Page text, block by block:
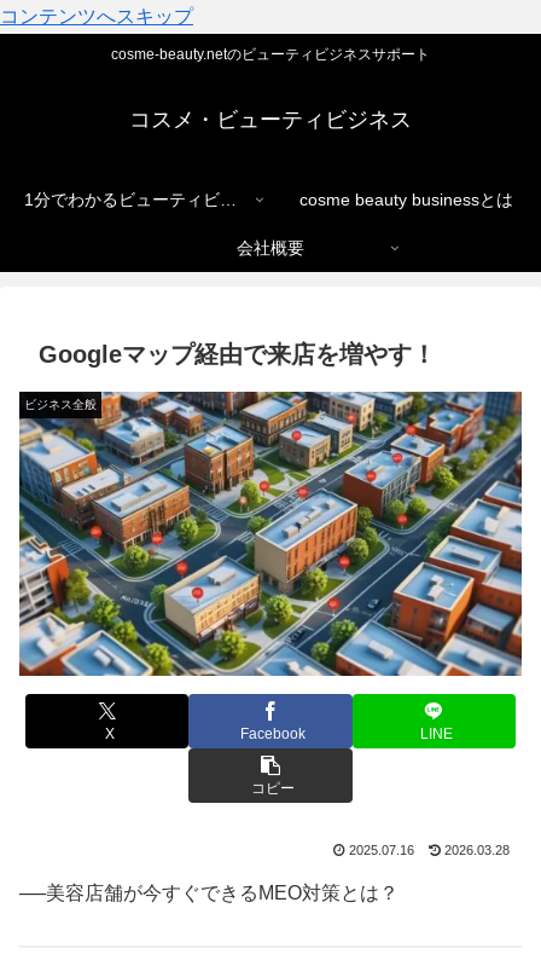
コンテンツへスキップ
cosme-beauty.netのビューティビジネスサポート
コスメ・ビューティビジネス
1分でわかるビューティビジネス cosme beauty businessとは
会社概要
Googleマップ経由で来店を増やす！
ビジネス全般
X Facebook LINE
コピー
2025.07.16 2026.03.28
──美容店舗が今すぐできるMEO対策とは？